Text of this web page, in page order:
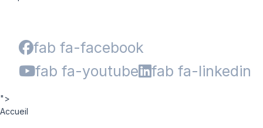
fab fa-facebook
fab fa-youtube
fab fa-linkedin
">
Accueil